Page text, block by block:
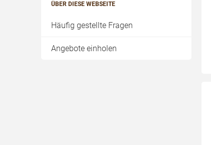
ÜBER DIESE WEBSEITE
Häufig gestellte Fragen
Angebote einholen